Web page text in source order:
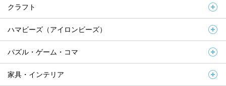
クラフト
ハマビーズ（アイロンビーズ）
パズル・ゲーム・コマ
家具・インテリア